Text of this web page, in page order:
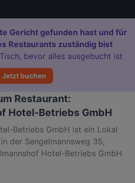
Gericht gefunden hast und für
Restaurants zuständig bist
bevor alles ausgebucht ist
Jetzt buchen
Restaurant:
Hotel-Betriebs GmbH
Betriebs GmbH ist ein Lokal
der Sengelmannsweg 35,
Hotel-Betriebs GmbH